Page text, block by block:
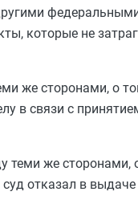
которые не
же сторонами, о
в связи с
теми же
отказал в